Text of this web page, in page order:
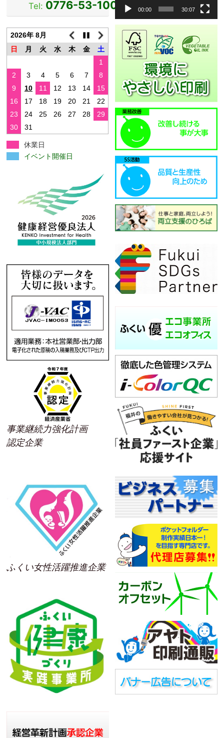
Tel: 0776-53-1000
2026年 8月
日
月 火 水 木 金
土
1
2
3 4 5 6 7
8
9
10 11 12 13 14
15
16
17 18 19 20 21
22
23
24 25 26 27 28
29
30
31
休業日
イベント開催日
事業継続力強化計画
認定企業
ふくい女性活躍推進企業
ー
ヤ
00:00 30:07